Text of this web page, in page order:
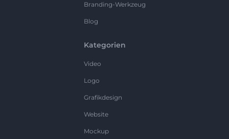
Branding-Werkzeug
Blog
Kategorien
Video
Logo
Grafikdesign
Website
Mockup